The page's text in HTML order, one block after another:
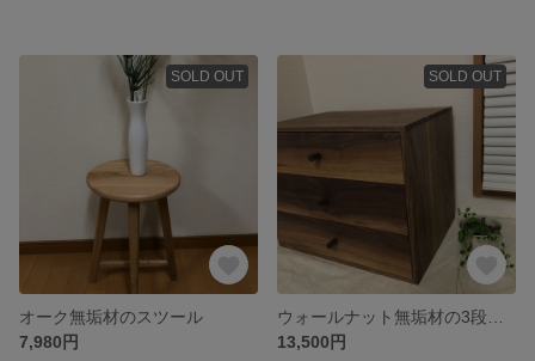
SOLD OUT
オーク無垢材のスツール
7,980円
SOLD OUT
13,500円